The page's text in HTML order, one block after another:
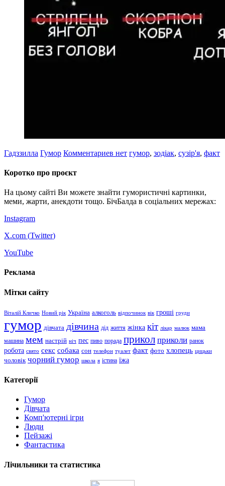
Гадззилла Гумор Комментариев нет гумор, зодіак, сузір'я, факт
Коротко про проєкт
На цьому сайті Ви можете знайти гумористичні картинки,
меми, жарти, анекдоти тощо. БічБалда в соціальних мережах:
Instagram
X.com (Twitter)
YouTube
Реклама
Мітки сайту
Віталій Кличко Новий рік Україна алкоголь відпочинок вік гроші груди
гумор дівчата дівчина дід життя жінка кіт лікар малюк мама
машина мем настрій ніч пес пиво порада прикол приколи ранок
робота свято секс собака сон телефон туалет факт фото хлопець цицьки
чоловік чорний гумор школа я істина їжа
Категорії
Гумор
Дівчата
Комп'ютерні ігри
Люди
Пейзажі
Фантастика
Лічильники та статистика